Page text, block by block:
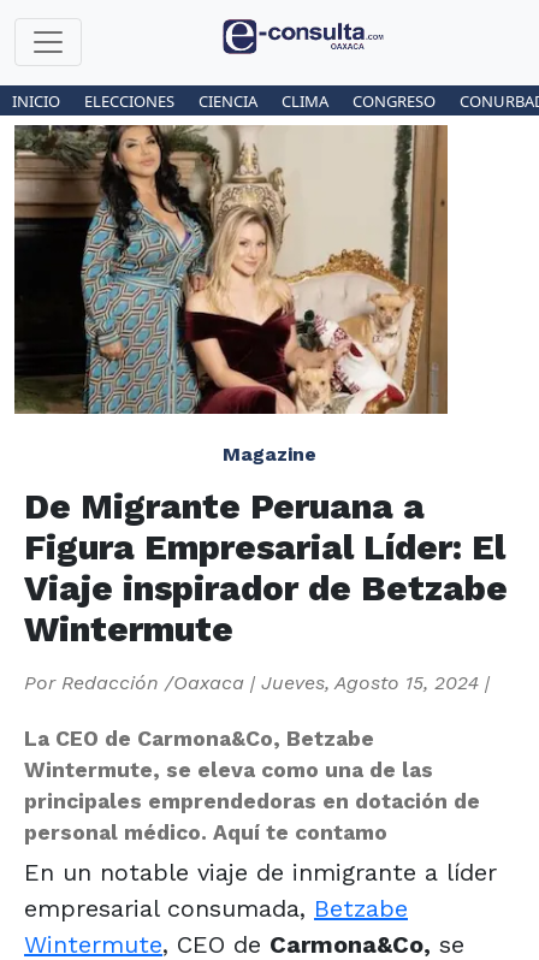
INICIO ELECCIONES CIENCIA CLIMA CONGRESO
Magazine
De Migrante Peruana a
Figura Empresarial Líder: El
Viaje inspirador de Betzabe
Wintermute
Por Redacción /Oaxaca | Jueves, Agosto 15, 2024 |
La CEO de Carmona&Co, Betzabe
Wintermute, se eleva como una de las
principales emprendedoras en dotación de
personal médico. Aquí te contamo
En un notable viaje de inmigrante a líder
empresarial consumada, Betzabe
Wintermute, CEO de Carmona&Co, se